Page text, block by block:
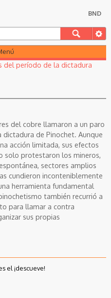
BND
del período de la dictadura
del cobre llamaron a un paro
de Pinochet. Aunque
acción limitada, sus efectos
solo protestaron los mineros,
sectores amplios
cundieron inconteniblemente
herramienta fundamental
también recurrió a
para llamar a contra
sus propias
el ¡descueve!